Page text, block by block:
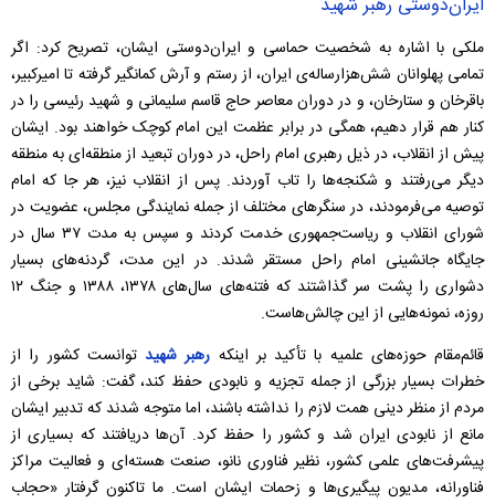
ایران‌دوستی رهبر شهید
ملکی با اشاره به شخصیت حماسی و ایران‌دوستی ایشان، تصریح کرد: اگر
تمامی پهلوانان شش‌هزارساله‌ی ایران، از رستم و آرش کمانگیر گرفته تا امیرکبیر،
باقرخان و ستارخان، و در دوران معاصر حاج قاسم سلیمانی و شهید رئیسی را در
کنار هم قرار دهیم، همگی در برابر عظمت این امام کوچک خواهند بود. ایشان
پیش از انقلاب، در ذیل رهبری امام راحل، در دوران تبعید از منطقه‌ای به منطقه
دیگر می‌رفتند و شکنجه‌ها را تاب آوردند. پس از انقلاب نیز، هر جا که امام
توصیه می‌فرمودند، در سنگرهای مختلف از جمله نمایندگی مجلس، عضویت در
شورای انقلاب و ریاست‌جمهوری خدمت کردند و سپس به مدت ۳۷ سال در
جایگاه جانشینی امام راحل مستقر شدند. در این مدت، گردنه‌های بسیار
دشواری را پشت سر گذاشتند که فتنه‌های سال‌های ۱۳۷۸، ۱۳۸۸ و جنگ ۱۲
روزه، نمونه‌هایی از این چالش‌هاست.
قائم‌مقام حوزه‌های علمیه با تأکید بر اینکه رهبر شهید توانست کشور را از
خطرات بسیار بزرگی از جمله تجزیه و نابودی حفظ کند، گفت: شاید برخی از
مردم از منظر دینی همت لازم را نداشته باشند، اما متوجه شدند که تدبیر ایشان
مانع از نابودی ایران شد و کشور را حفظ کرد. آن‌ها دریافتند که بسیاری از
پیشرفت‌های علمی کشور، نظیر فناوری نانو، صنعت هسته‌ای و فعالیت مراکز
فناورانه، مدیون پیگیری‌ها و زحمات ایشان است. ما تاکنون گرفتار «حجاب